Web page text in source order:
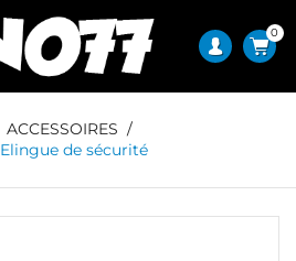
0
ACCESSOIRES
Elingue de sécurité